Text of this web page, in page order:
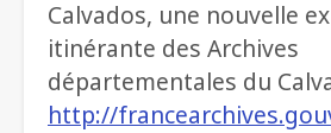
Calvados, une nouvelle
itinérante des Archives
départementales du
http://